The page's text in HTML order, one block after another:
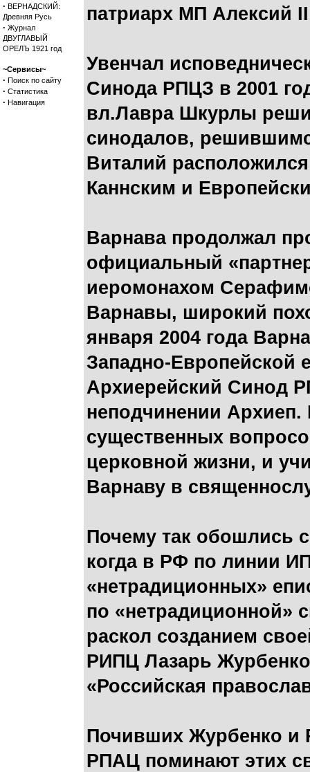
· ВЕРНАДСКИЙ:
Древняя Русь
· Журнал
ДВУГЛАВЫЙ
ОРЕЛЪ 1921 год
~Сервисы~
· Поиск по сайту
· Статистика
· Навигация
патриарх МП Алексий
Увенчал
Синода РПЦЗ в 2001
вл.Лавра Шкурлы
синодалов,
Виталий
Каннским и
Варнава продолжал
официальный
иеромонахом
Варнавы, широкий
января 2004 года
Западно-Европейской
Архиерейский Синод
неподчинении
существенных
церковной жизни, и
Варнаву в
Почему так обошлись
когда в РФ по линии
«нетрадиционных»
по «нетрадиционной»
раскол созданием
РИПЦ Лазарь
«Российская
Почивших Журбенко и
РПАЦ поминают этих